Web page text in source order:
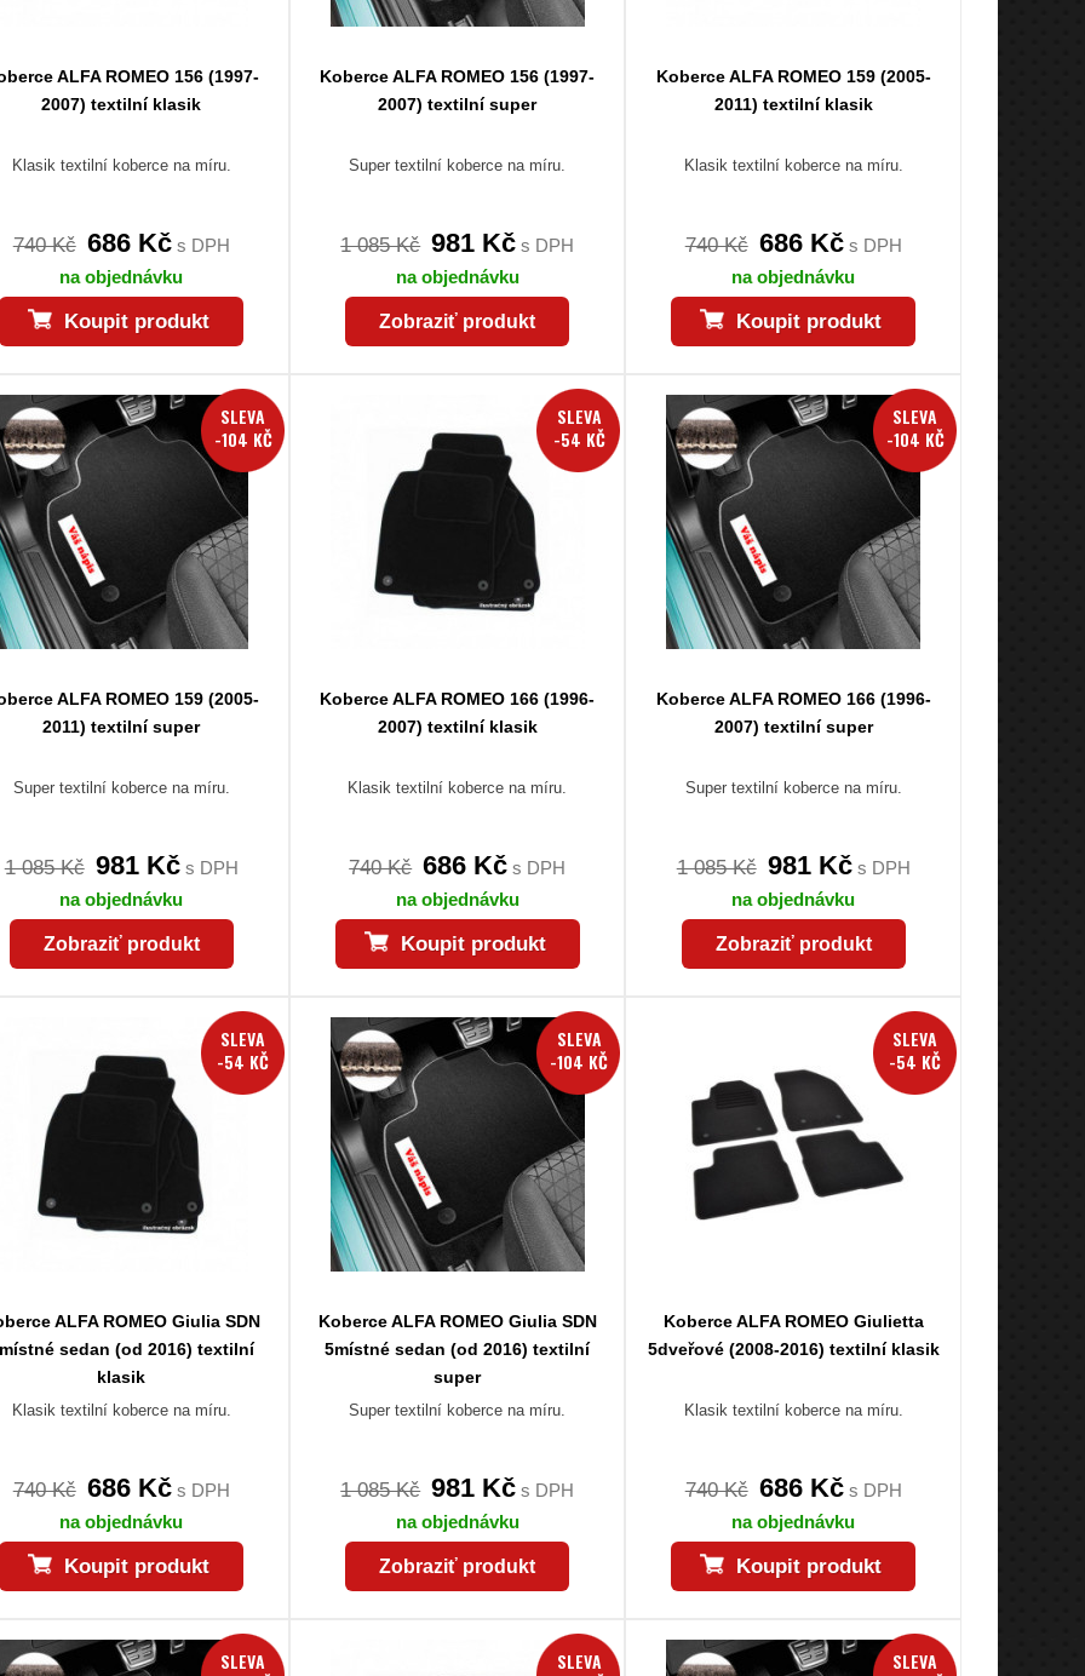
ALFA ROMEO 156 (1997-
2007) textilní klasik
Klasik textilní koberce na míru.
740 Kč 686 Kčs DPH
na objednávku
Koupit produkt
Koberce ALFA ROMEO 156 (1997-
2007) textilní super
Super textilní koberce na míru.
1 085 Kč 981 Kč s DPH
na objednávku
Zobraziť produkt
Koberce ALFA ROMEO 159 (2005-
2011) textilní klasik
Klasik textilní koberce na míru.
740 Kč 686 Kčs DPH
na objednávku
Koupit produkt
SLEVA
-104 KČ
ALFA ROMEO 159 (2005-
2011) textilní super
Super textilní koberce na míru.
1 085 Kč 981 Kčs DPH
na objednávku
Zobraziť produkt
SLEVA
-54 KČ
Koberce ALFA ROMEO 166 (1996-
2007) textilní klasik
Klasik textilní koberce na míru.
740 Kč 686 Kč s DPH
na objednávku
Koupit produkt
SLEVA
-104 KČ
Koberce ALFA ROMEO 166 (1996-
2007) textilní super
Super textilní koberce na míru.
1 085 Kč 981 Kčs DPH
na objednávku
Zobraziť produkt
SLEVA
-54 KČ
ALFA ROMEO Giulia SDN
sedan (od 2016) textilní
klasik
Klasik textilní koberce na míru.
740 Kč 686 Kčs DPH
na objednávku
Koupit produkt
SLEVA
-104 KČ
Koberce ALFA ROMEO Giulia SDN
5místné sedan (od 2016) textilní
super
Super textilní koberce na míru.
1 085 Kč 981 Kč s DPH
na objednávku
Zobraziť produkt
SLEVA
-54 KČ
Koberce ALFA ROMEO Giulietta
5dveřové (2008-2016) textilní klasik
Klasik textilní koberce na míru.
740 Kč 686 Kčs DPH
na objednávku
Koupit produkt
SLEVA
SLEVA
SLEVA